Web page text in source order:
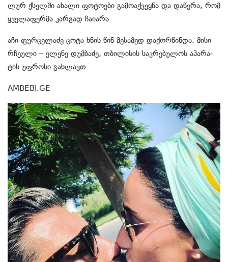
ლურ ქსელ­ში ახა­ლი ფო­ტო­ე­ბი გა­მო­აქ­ვეყ­ნა და და­წე­რა, რომ
ყვე­ლა­ფერ­მა კარ­გად ჩა­ი­ა­რა.
აჩი ფურ­ცე­ლა­ძე ცოტა ხნის წინ მე­სა­მედ და­ქორ­წინ­და. მისი
რჩე­უ­ლი – ელე­ნე დუმ­ბა­ძე, თბი­ლი­სის საკ­რე­ბუ­ლოს აპა­რა­
ტის უფ­რო­სი გახ­ლავთ.
AMBEBI.GE